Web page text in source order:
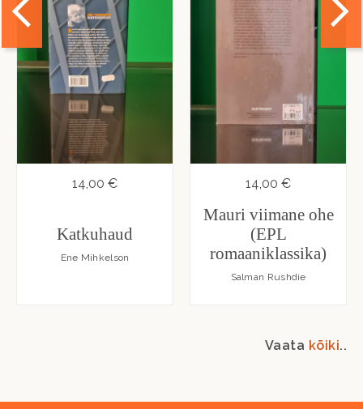
14,00 €
Katkuhaud
Ene Mihkelson
14,00 €
Mauri viimane ohe
(EPL
romaaniklassika)
Salman Rushdie
Vaata kõiki..